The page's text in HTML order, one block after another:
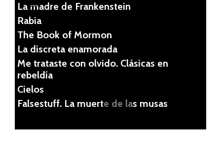
La madre de Frankenstein
Rabia
The Book of Mormon
La discreta enamorada
Me trataste con olvido. Clásicas en
rebeldía
Cielos
Falsestuff. La muerte de las musas
Pr
evi
ou
s